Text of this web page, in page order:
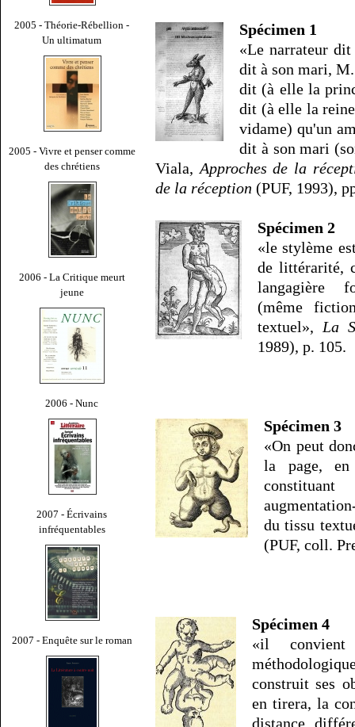
2005 - Théorie-Rébellion -
Un ultimatum
2005 - Vivre et penser comme
des chrétiens
2006 - La Critique meurt
jeune
2006 - Nunc
2007 - Écrivains
infréquentables
2007 - Enquête sur le roman
Spécimen 1
«Le narrateur
dit à son mari,
dit (à elle la
dit (à elle la
vidame) qu'un
dit à son mari
Viala, Approches de la
de la réception (PUF, 1993),
Spécimen 2
«le stylème
de littérarité,
langagière
(même
textuel», La
1989), p. 105.
Spécimen 3
«On peut
la page, en
du tissu
(PUF, coll.
Spécimen 4
«il convient
construit ses
en tirera, la
distance,